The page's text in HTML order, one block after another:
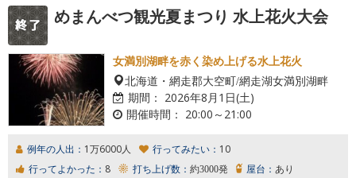
めまんべつ観光夏まつり 水上花火大会
女満別湖畔を赤く染め上げる水上花火
北海道・網走郡大空町/網走湖女満別湖畔
期間： 2026年8月1日(土)
開催時間： 20:00～21:00
例年の人出： 1万6000人 行ってみたい： 10
行ってよかった： 8 打ち上げ数： 約3000発 屋台： あり